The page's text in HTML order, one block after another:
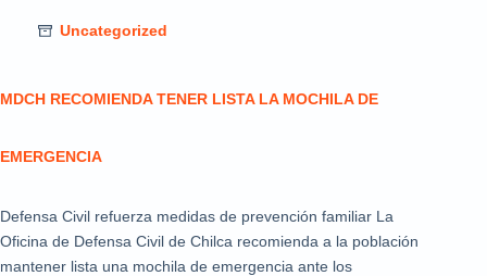
Uncategorized
MDCH RECOMIENDA TENER LISTA LA MOCHILA DE
EMERGENCIA
Defensa Civil refuerza medidas de prevención familiar La
Oficina de Defensa Civil de Chilca recomienda a la población
mantener lista una mochila de emergencia ante los